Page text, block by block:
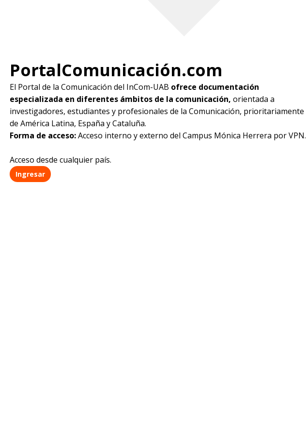
PortalComunicación.com
El Portal de la Comunicación del InCom-UAB ofrece documentación
especializada en diferentes ámbitos de la comunicación, orientada a
investigadores, estudiantes y profesionales de la Comunicación, prioritariamente
de América Latina, España y Cataluña.
Forma de acceso:Acceso interno y externo del Campus Mónica Herrera por VPN.
Acceso desde cualquier país.
Ingresar